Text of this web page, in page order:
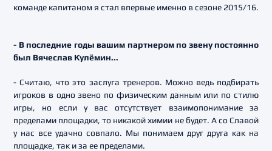
команде капитаном я стал впервые именно в сезоне 2015/16.
- В последние годы вашим партнером по звену постоянно
был Вячеслав Кулёмин...
- Считаю, что это заслуга тренеров. Можно ведь подбирать
игроков в одно звено по физическим данным или по стилю
игры, но если у вас отсутствует взаимопонимание за
пределами площадки, то никакой химии не будет. А со Славой
у нас все удачно совпало. Мы понимаем друг друга как на
площадке, так и за ее пределами.